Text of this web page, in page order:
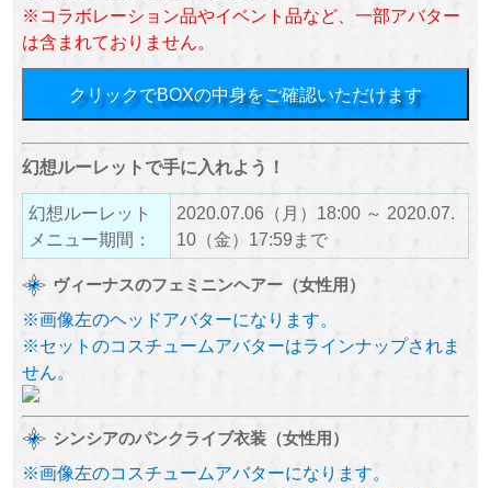
※コラボレーション品やイベント品など、一部アバター
は含まれておりません。
クリックでBOXの中身をご確認いただけます
幻想ルーレットで手に入れよう！
幻想ルーレット
メニュー期間：
2020.07.06（月）18:00 ～ 2020.07.
10（金）17:59まで
ヴィーナスのフェミニンヘアー（女性用）
※画像左のヘッドアバターになります。
※セットのコスチュームアバターはラインナップされま
せん。
シンシアのパンクライブ衣装（女性用）
※画像左のコスチュームアバターになります。